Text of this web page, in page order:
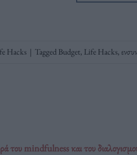
Hacks | TaggedBudget, Life Hacks,
του mindfulness και του